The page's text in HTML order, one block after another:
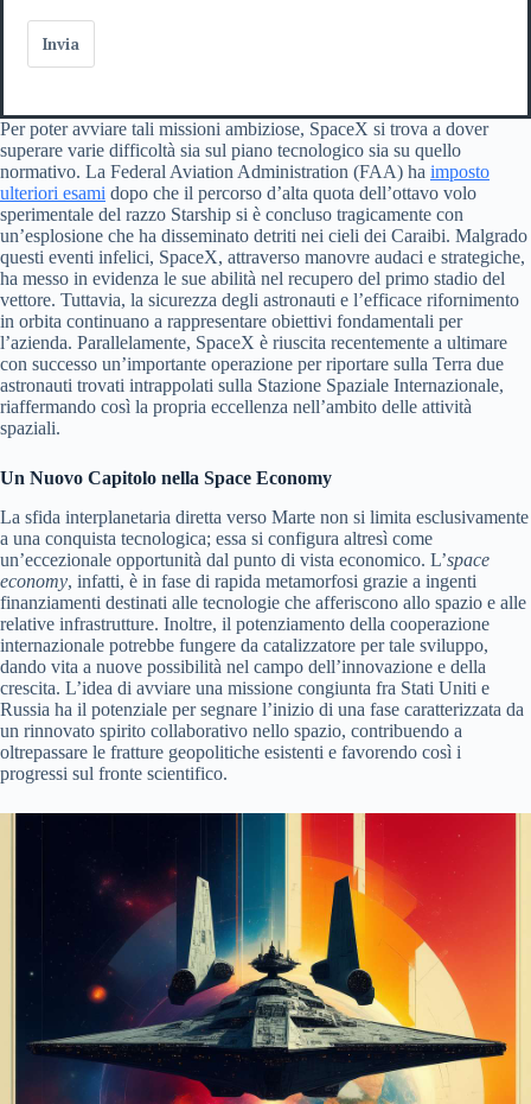
Invia
Per poter avviare tali missioni ambiziose, SpaceX si trova a dover
superare varie difficoltà sia sul piano tecnologico sia su quello
normativo. La Federal Aviation Administration (FAA) ha imposto
ulteriori esami dopo che il percorso d’alta quota dell’ottavo volo
sperimentale del razzo Starship si è concluso tragicamente con
un’esplosione che ha disseminato detriti nei cieli dei Caraibi. Malgrado
questi eventi infelici, SpaceX, attraverso manovre audaci e strategiche,
ha messo in evidenza le sue abilità nel recupero del primo stadio del
vettore. Tuttavia, la sicurezza degli astronauti e l’efficace rifornimento
in orbita continuano a rappresentare obiettivi fondamentali per
l’azienda. Parallelamente, SpaceX è riuscita recentemente a ultimare
con successo un’importante operazione per riportare sulla Terra due
astronauti trovati intrappolati sulla Stazione Spaziale Internazionale,
riaffermando così la propria eccellenza nell’ambito delle attività
spaziali.
Un Nuovo Capitolo nella Space Economy
La sfida interplanetaria diretta verso Marte non si limita esclusivamente
a una conquista tecnologica; essa si configura altresì come
un’eccezionale opportunità dal punto di vista economico. L’space
economy, infatti, è in fase di rapida metamorfosi grazie a ingenti
finanziamenti destinati alle tecnologie che afferiscono allo spazio e alle
relative infrastrutture. Inoltre, il potenziamento della cooperazione
internazionale potrebbe fungere da catalizzatore per tale sviluppo,
dando vita a nuove possibilità nel campo dell’innovazione e della
crescita. L’idea di avviare una missione congiunta fra Stati Uniti e
Russia ha il potenziale per segnare l’inizio di una fase caratterizzata da
un rinnovato spirito collaborativo nello spazio, contribuendo a
oltrepassare le fratture geopolitiche esistenti e favorendo così i
progressi sul fronte scientifico.